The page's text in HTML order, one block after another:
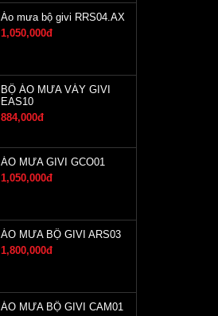
Áo mưa bộ givi RRS04.AX
1,050,000đ
BỘ ÁO MƯA VÁY GIVI
EAS10
884,000đ
ÁO MƯA GIVI GCO01
1,050,000đ
ÁO MƯA BỘ GIVI ARS03
1,800,000đ
ÁO MƯA BỘ GIVI CAM01